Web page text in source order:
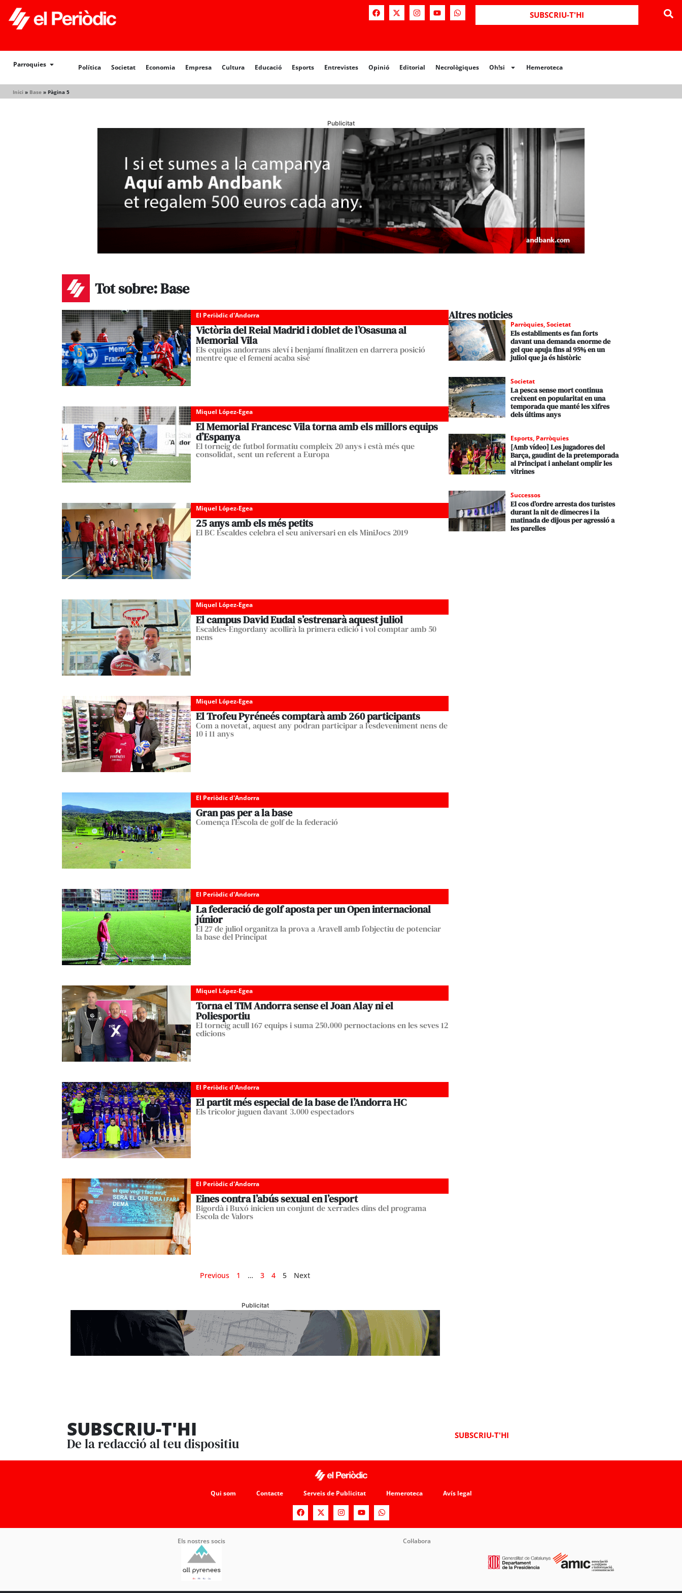
SUBSCRIU-T'HI
Parroquies Política Societat Economia Empresa Cultura Educació Esports Entrevistes Opinió Editorial Necrològiques Oh!si Hemeroteca
Inici » Base » Pàgina 5
Política Societat Opinió Editorial Necrològiques Hemeroteca
Publicitat
Tot sobre: Base
El Periòdic d'Andorra
Victòria del Reial Madrid i doblet de l’Osasuna al
Memorial Vila
Els equips andorrans aleví i benjamí finalitzen en darrera posició
mentre que el femení acaba sisè
Miquel López-Egea
El Memorial Francesc Vila torna amb els millors equips
d’Espanya
El torneig de futbol formatiu compleix 20 anys i està més que
consolidat, sent un referent a Europa
Miquel López-Egea
25 anys amb els més petits
El BC Escaldes celebra el seu aniversari en els MiniJocs 2019
Miquel López-Egea
El campus David Eudal s’estrenarà aquest juliol
Escaldes-Engordany acollirà la primera edició i vol comptar amb 50
nens
Miquel López-Egea
El Trofeu Pyréneés comptarà amb 260 participants
Com a novetat, aquest any podran participar a l’esdeveniment nens de
10 i 11 anys
El Periòdic d'Andorra
Gran pas per a la base
Comença l’Escola de golf de la federació
El Periòdic d'Andorra
La federació de golf aposta per un Open internacional
júnior
El 27 de juliol organitza la prova a Aravell amb l’objectiu de potenciar
la base del Principat
Miquel López-Egea
Torna el TIM Andorra sense el Joan Alay ni el
Poliesportiu
El torneig acull 167 equips i suma 250.000 pernoctacions en les seves 12
edicions
El Periòdic d'Andorra
El partit més especial de la base de l’Andorra HC
Els tricolor juguen davant 3.000 espectadors
El Periòdic d'Andorra
Eines contra l’abús sexual en l’esport
Bigordà i Buxó inicien un conjunt de xerrades dins del programa
Escola de Valors
Previous 1 … 3 4 5 Next
Publicitat
Altres noticies
Parròquies,Societat
Els establiments es fan forts
davant una demanda enorme de
gel que apuja fins al 95% en un
juliol que ja és històric
Societat
La pesca sense mort continua
creixent en popularitat en una
temporada que manté les xifres
dels últims anys
Esports, Parròquies
[Amb vídeo] Les jugadores del
Barça, gaudint de la pretemporada
al Principat i anhelant omplir les
vitrines
Successos
El cos d’ordre arresta dos turistes
durant la nit de dimecres i la
matinada de dijous per agressió a
les parelles
SUBSCRIU-T'HI
De la redacció al teu dispositiu
SUBSCRIU-T'HI
Qui som Contacte Serveis de Publicitat Hemeroteca Avís legal
Els nostres socis Col·labora